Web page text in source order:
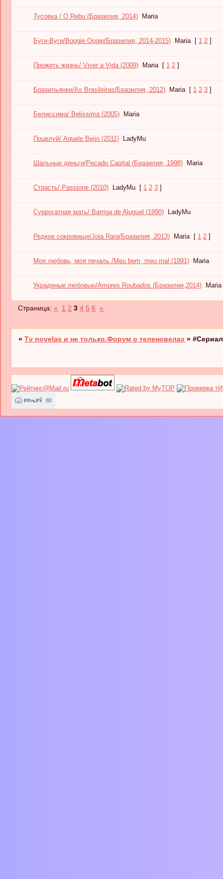
Тусовка / O Rebu (Бразилия, 2014) Maria
Буги-Вуги/Boogie Oogie(Бразилия, 2014-2015) Maria [ 1 2 ]
Прожить жизнь/ Viver a Vida (2009) Maria [ 1 2 ]
Бразильянки/As Brasileiras(Бразилия, 2012) Maria [ 1 2 3 ]
Белиссима/ Belissima (2005) Maria
Поцелуй/ Aquele Beijo (2011) LadyMu
Шальные деньги/Pecado Capital (Бразилия, 1998) Maria
Страсть/ Passione (2010) LadyMu [ 1 2 3 ]
Суррогатная мать/ Barriga de Aluguel (1990) LadyMu
Редкое сокровище/Joia Rara(Бразилия, 2013) Maria [ 1 2 ]
Моя любовь, моя печаль /Meu bem, meu mal (1991) Maria
Украденые любовью/Amores Roubados (Бразилия,2014) Maria
Страница:« 1 2 3 4 5 6 »
»Tv novelas и не только.Форум о теленовелах »
РРљРЎ 80